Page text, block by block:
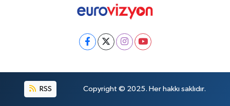
RSS Copyright © 2025. Her hakkı saklıdır.